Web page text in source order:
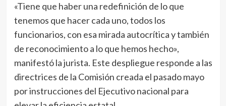
«Tiene que haber una redefinición de lo que
tenemos que hacer cada uno, todos los
funcionarios, con esa mirada autocrítica y también
de reconocimiento a lo que hemos hecho»,
manifestó la jurista. Este despliegue responde a las
directrices de la Comisión creada el pasado mayo
por instrucciones del Ejecutivo nacional para